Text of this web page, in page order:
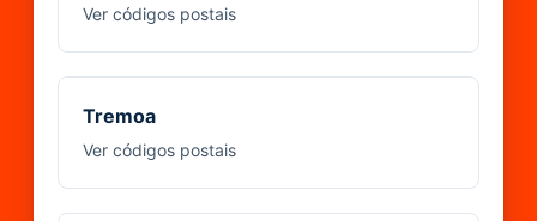
Ver códigos postais
Tremoa
Ver códigos postais